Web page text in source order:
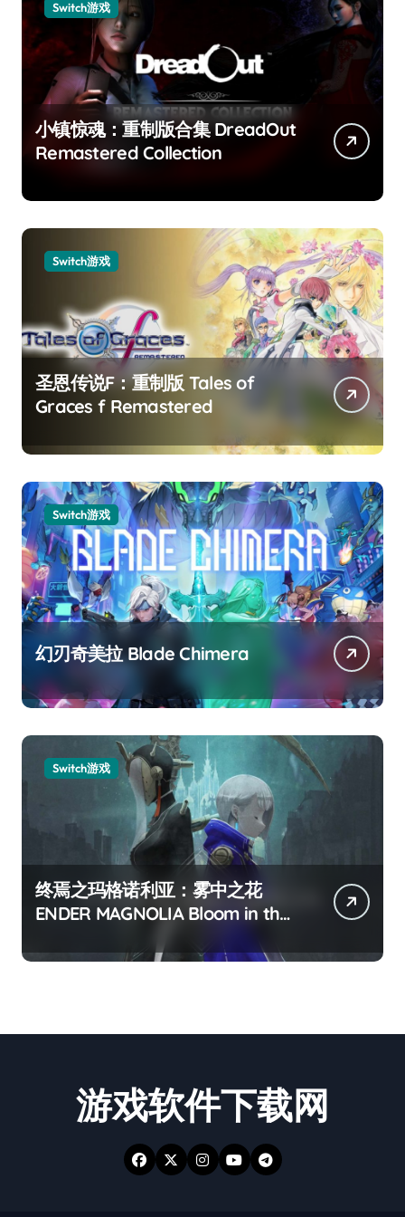
Switch游戏
小镇惊魂：重制版合集 DreadOut
Remastered Collection
Switch游戏
圣恩传说F：重制版 Tales of
Graces f Remastered
Switch游戏
幻刃奇美拉 Blade Chimera
Switch游戏
终焉之玛格诺利亚：雾中之花
ENDER MAGNOLIA Bloom in the
游戏软件下载网